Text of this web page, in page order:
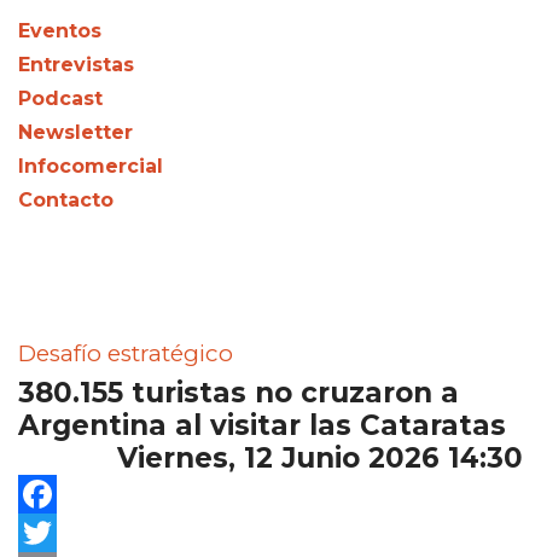
Eventos
Entrevistas
Podcast
Newsletter
Infocomercial
Contacto
Desafío estratégico
380.155 turistas no cruzaron a
Argentina al visitar las Cataratas
Viernes, 12 Junio 2026 14:30
Facebook